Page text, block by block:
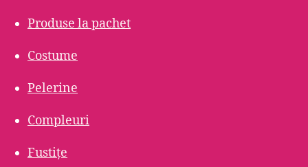
Produse la pachet
Costume
Pelerine
Compleuri
Fustițe